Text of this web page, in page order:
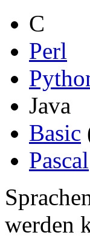
C
Perl
Java
Basic
Pascal
werden